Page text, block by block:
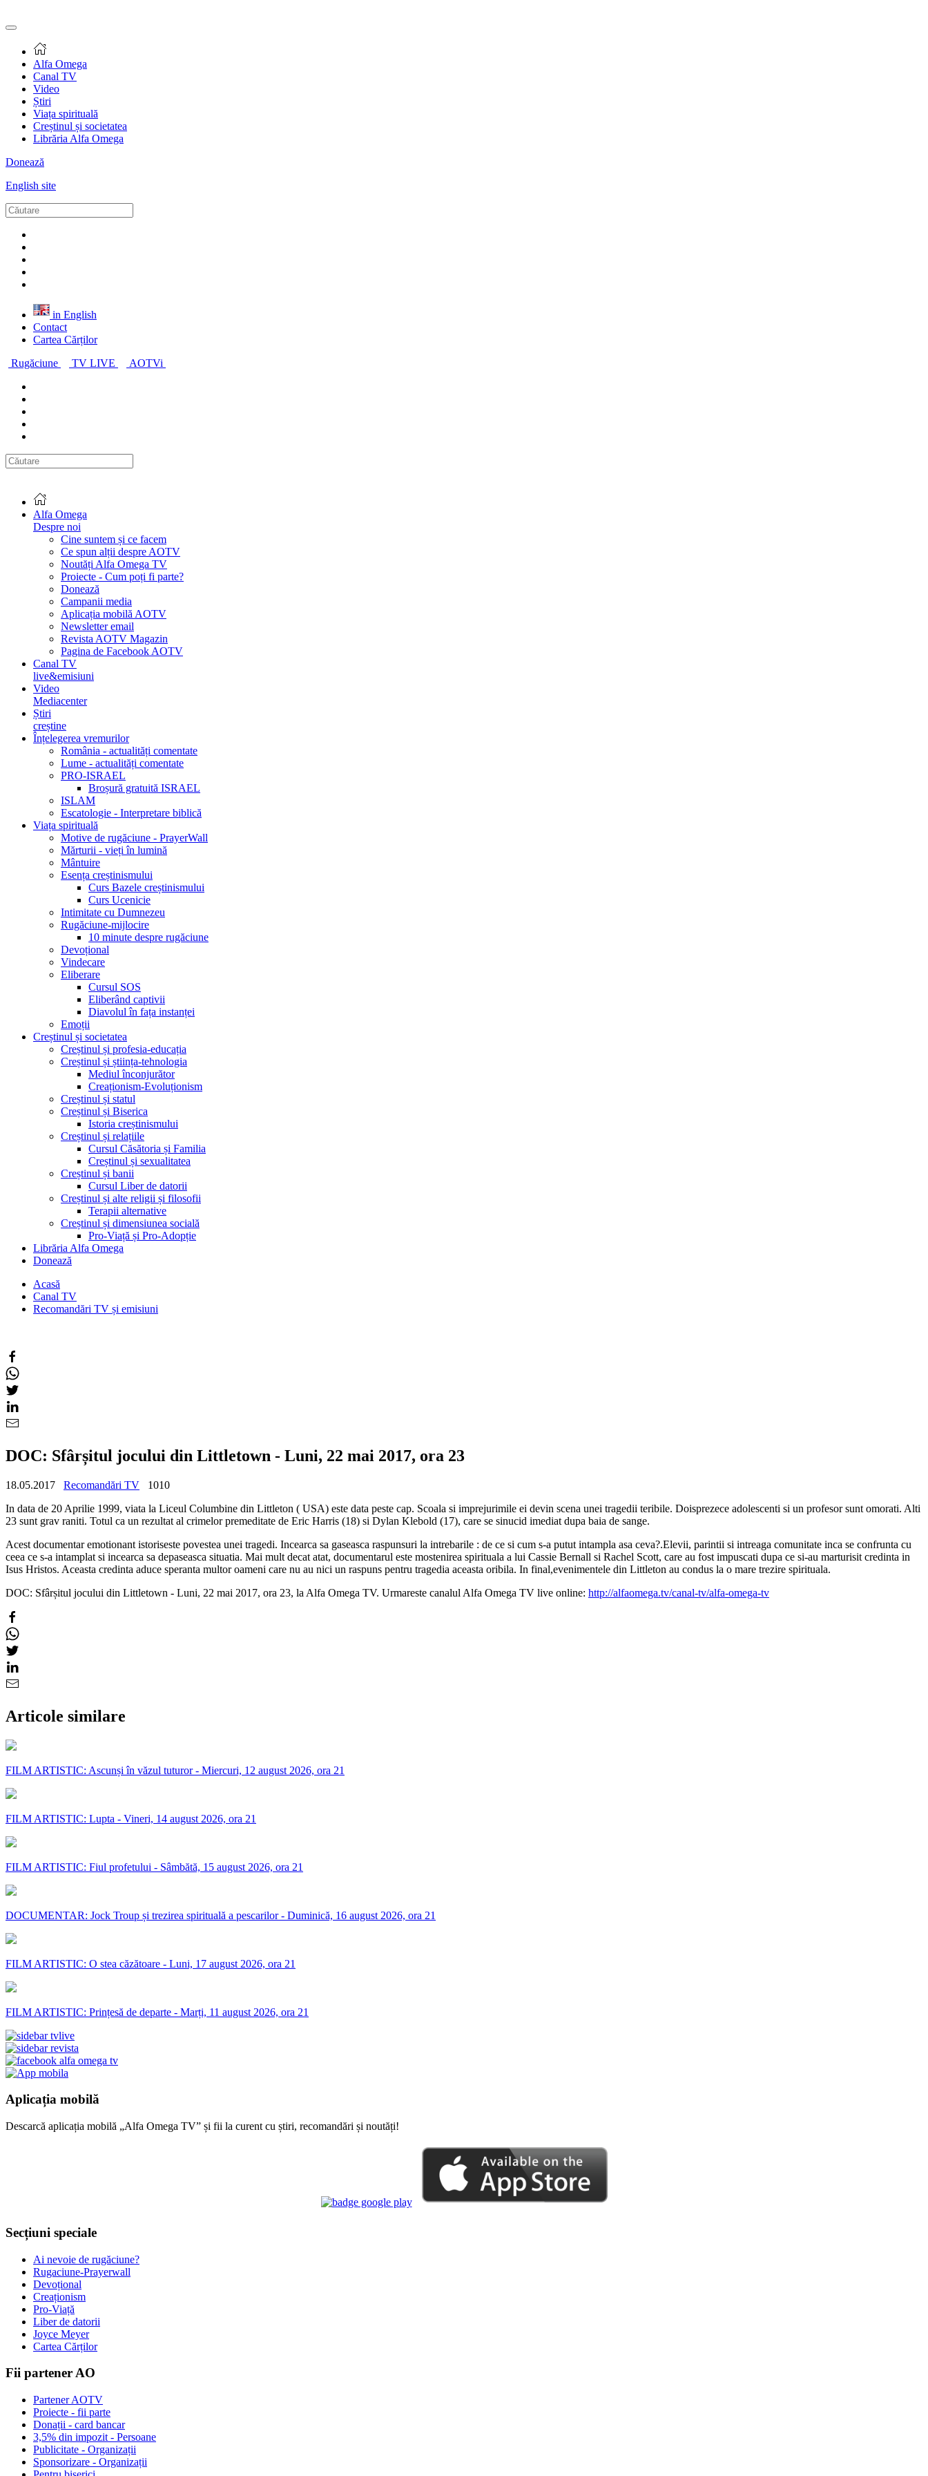
Alfa Omega
Canal TV
Video
Știri
Viața spirituală
Creștinul și societatea
Librăria Alfa Omega
Donează
English site
in English
Contact
Cartea Cărților
Rugăciune
TV LIVE AOTVi
Alfa Omega
Despre noi
Cine suntem și ce facem
Ce spun alții despre AOTV
Noutăți Alfa Omega TV
Proiecte - Cum poți fi parte?
Donează
Campanii media
Aplicația mobilă AOTV
Newsletter email
Revista AOTV Magazin
Pagina de Facebook AOTV
Canal TV
live&emisiuni
Video
Mediacenter
Știri
creștine
Înțelegerea vremurilor
România - actualități comentate
Lume - actualități comentate
PRO-ISRAEL
Broșură gratuită ISRAEL
ISLAM
Escatologie - Interpretare biblică
Viața spirituală
Motive de rugăciune - PrayerWall
Mărturii - vieți în lumină
Mântuire
Esența creștinismului
Curs Bazele creștinismului
Curs Ucenicie
Intimitate cu Dumnezeu
Rugăciune-mijlocire
10 minute despre rugăciune
Devoțional
Vindecare
Eliberare
Cursul SOS
Eliberând captivii
Diavolul în fața instanței
Emoții
Creștinul și societatea
Creștinul și profesia-educația
Creștinul și știința-tehnologia
Mediul înconjurător
Creaționism-Evoluționism
Creștinul și statul
Creștinul și Biserica
Istoria creștinismului
Creștinul și relațiile
Cursul Căsătoria și Familia
Creștinul și sexualitatea
Creștinul și banii
Cursul Liber de datorii
Creștinul și alte religii și filosofii
Terapii alternative
Creștinul și dimensiunea socială
Pro-Viață și Pro-Adopție
Librăria Alfa Omega
Donează
Acasă
Canal TV
Recomandări TV și emisiuni
DOC: Sfârșitul jocului din Littletown - Luni, 22 mai 2017, ora 23
18.05.2017 Recomandări TV
1010
In data de 20 Aprilie 1999, viata la Liceul Columbine din Littleton ( USA) este data peste cap. Scoala si imprejurimile ei devin scena unei tragedii teribile. Doisprezece adolescenti si un profesor sunt omorati. Alti
23 sunt grav raniti. Totul ca un rezultat al crimelor premeditate de Eric Harris (18) si Dylan Klebold (17), care se sinucid imediat dupa baia de sange.
Acest documentar emotionant istoriseste povestea unei tragedi. Incearca sa gaseasca raspunsuri la intrebarile : de ce si cum s-a putut intampla asa ceva?.Elevii, parintii si intreaga comunitate inca se confrunta cu
ceea ce s-a intamplat si incearca sa depaseasca situatia. Mai mult decat atat, documentarul este mostenirea spirituala a lui Cassie Bernall si Rachel Scott, care au fost impuscati dupa ce si-au marturisit credinta in
Isus Hristos. Aceasta credinta aduce speranta multor oameni care nu au nici un raspuns pentru tragedia aceasta oribila. In final,evenimentele din Littleton au condus la o mare trezire spirituala.
DOC: Sfârșitul jocului din Littletown - Luni, 22 mai 2017, ora 23, la Alfa Omega TV. Urmareste canalul Alfa Omega TV live online: http://alfaomega.tv/canal-tv/alfa-omega-tv
Articole similare
FILM ARTISTIC: Ascunși în văzul tuturor - Miercuri, 12 august 2026, ora 21
FILM ARTISTIC: Lupta - Vineri, 14 august 2026, ora 21
FILM ARTISTIC: Fiul profetului - Sâmbătă, 15 august 2026, ora 21
DOCUMENTAR: Jock Troup și trezirea spirituală a pescarilor - Duminică, 16 august 2026, ora 21
FILM ARTISTIC: O stea căzătoare - Luni, 17 august 2026, ora 21
FILM ARTISTIC: Prințesă de departe - Marți, 11 august 2026, ora 21
Aplicația mobilă
Descarcă aplicația mobilă „Alfa Omega TV” și fii la curent cu știri, recomandări și noutăți!
Secțiuni speciale
Ai nevoie de rugăciune?
Rugaciune-Prayerwall
Devoțional
Creaționism
Pro-Viață
Liber de datorii
Joyce Meyer
Cartea Cărților
Fii partener AO
Partener AOTV
Proiecte - fii parte
Donații - card bancar
3,5% din impozit - Persoane
Publicitate - Organizații
Sponsorizare - Organizații